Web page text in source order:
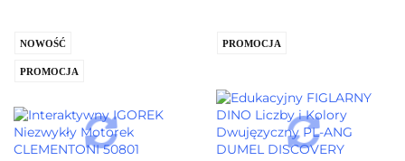
NOWOŚĆ
PROMOCJA
PROMOCJA